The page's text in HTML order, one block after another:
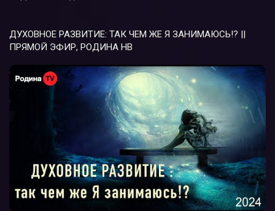
ДУХОВНОЕ РАЗВИТИЕ: ТАК ЧЕМ ЖЕ Я ЗАНИМАЮСЬ!? ||
ПРЯМОЙ ЭФИР, РОДИНА НВ